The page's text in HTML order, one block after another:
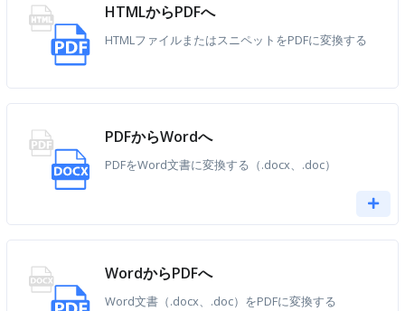
HTMLからPDFへ
HTMLファイルまたはスニペットをPDFに変換する
PDFからWordへ
PDFをWord文書に変換する（.docx、.doc）
WordからPDFへ
Word文書（.docx、.doc）をPDFに変換する